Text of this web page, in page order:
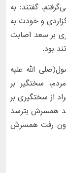
گفتند: به
و خودت به
بر سعد اصابت
بود.
الله علیه
سختگیر بر
از سختگیری بر
شد همسرش بترسد
رفت همسرش